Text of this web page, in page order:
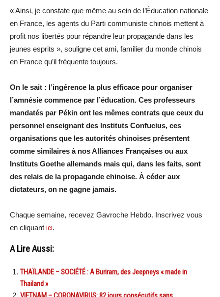
« Ainsi, je constate que même au sein de l’Éducation nationale
en France, les agents du Parti communiste chinois mettent à
profit nos libertés pour répandre leur propagande dans les
jeunes esprits », souligne cet ami, familier du monde chinois
en France qu’il fréquente toujours.
On le sait : l’ingérence la plus efficace pour organiser
l’amnésie commence par l’éducation. Ces professeurs
mandatés par Pékin ont les mêmes contrats que ceux du
personnel enseignant des Instituts Confucius, ces
organisations que les autorités chinoises présentent
comme similaires à nos Alliances Françaises ou aux
Instituts Goethe allemands mais qui, dans les faits, sont
des relais de la propagande chinoise. À céder aux
dictateurs, on ne gagne jamais.
Chaque semaine, recevez Gavroche Hebdo. Inscrivez vous
en cliquant ici.
A Lire Aussi:
THAÏLANDE – SOCIÉTÉ : A Buriram, des Jeepneys « made in
Thailand »